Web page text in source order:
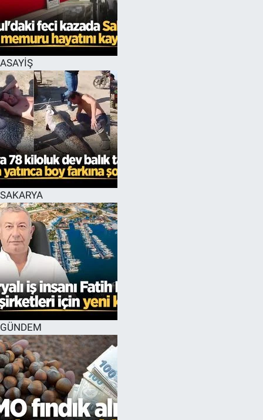
ASAYİŞ
SAKARYA
GÜNDEM
EĞİTİM
MAGAZİN
ÖZEL HABER
HALK54 PANORAMA